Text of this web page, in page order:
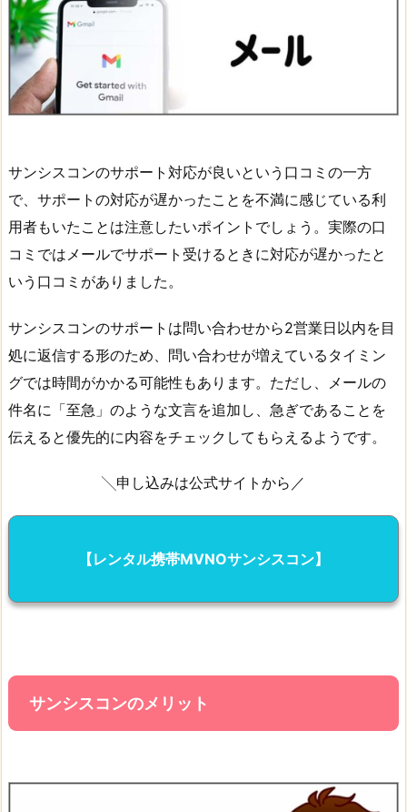
サンシスコンのサポート対応が良いという口コミの一方
で、サポートの対応が遅かったことを不満に感じている利
用者もいたことは注意したいポイントでしょう。実際の口
コミではメールでサポート受けるときに対応が遅かったと
いう口コミがありました。
サンシスコンのサポートは問い合わせから2営業日以内を目
処に返信する形のため、問い合わせが増えているタイミン
グでは時間がかかる可能性もあります。ただし、メールの
件名に「至急」のような文言を追加し、急ぎであることを
伝えると優先的に内容をチェックしてもらえるようです。
╲申し込みは公式サイトから／
【レンタル携帯MVNOサンシスコン】
サンシスコンのメリット